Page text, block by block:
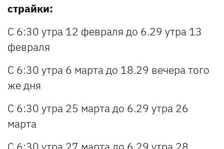
страйки:
С 6:30 утра 12 февраля до 6.29 утра 13
февраля
С 6:30 утра 6 марта до 18.29 вечера того
же дня
С 6:30 утра 25 марта до 6.29 утра 26
марта